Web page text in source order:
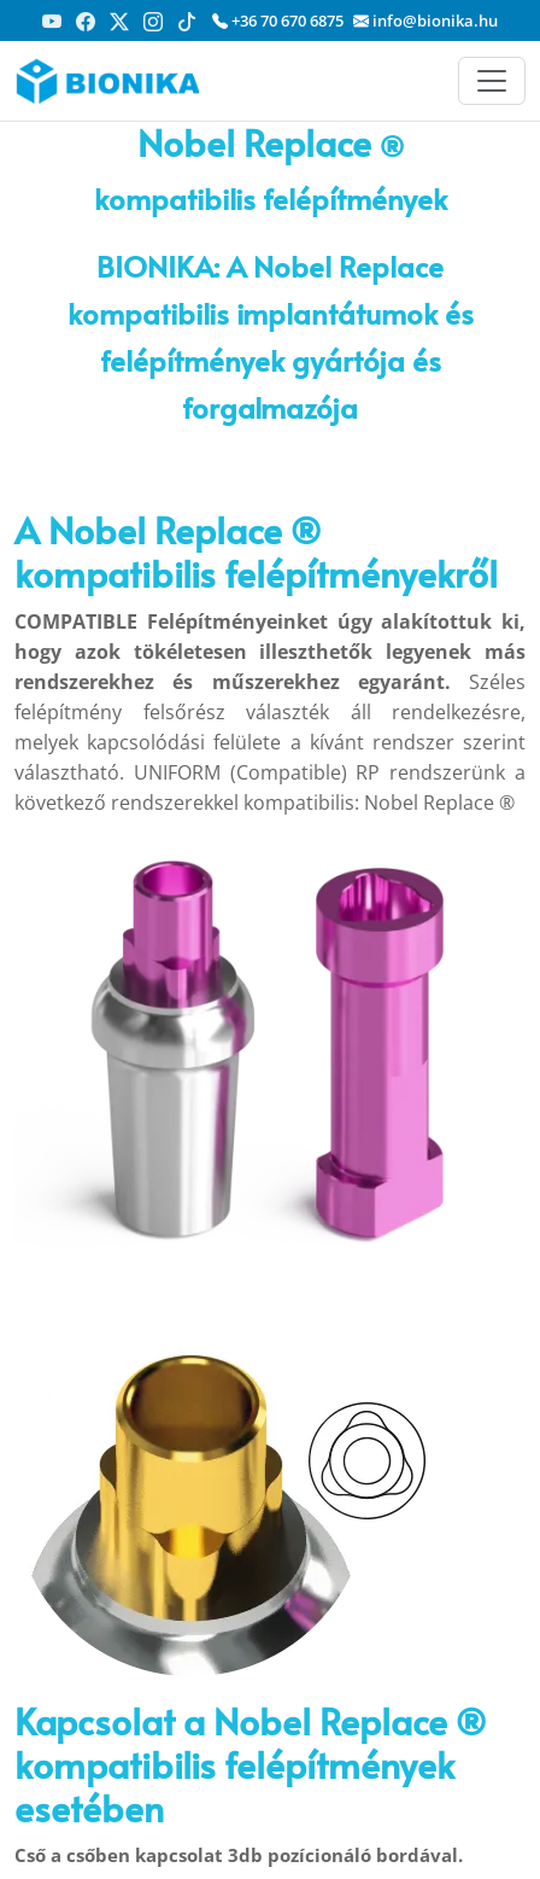
+36 70 670 6875 info@bionika.hu
Nobel Replace ®
kompatibilis felépítmények
BIONIKA:A Nobel Replace
kompatibilis implantátumok és
felépítmények gyártója és
forgalmazója
A Nobel Replace ®
kompatibilis felépítményekről
COMPATIBLE Felépítményeinket úgy alakítottuk ki,
hogy azok tökéletesen illeszthetők legyenek más
rendszerekhez és műszerekhez egyaránt. Széles
felépítmény felsőrész választék áll rendelkezésre,
melyek kapcsolódási felülete a kívánt rendszer szerint
választható. UNIFORM (Compatible) RP rendszerünk a
következő rendszerekkel kompatibilis: Nobel Replace ®
Kapcsolat a Nobel Replace ®
kompatibilis felépítmények
esetében
Cső a csőben kapcsolat 3db pozícionáló bordával.